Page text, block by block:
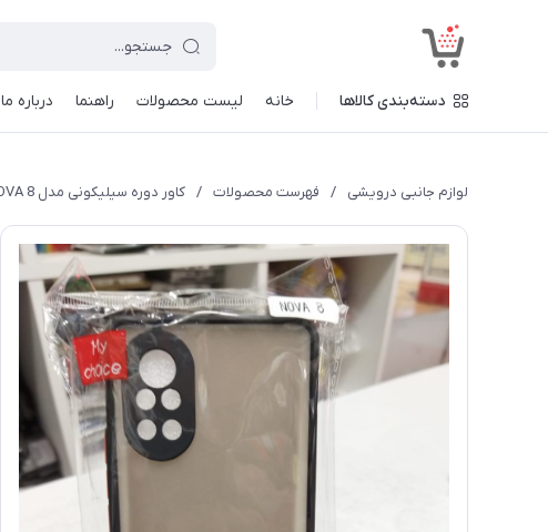
دسته‌بندی کالاها خانه لیست محصولات راهنما درباره ما
لوازم جانبی درویشی / فهرست محصولات / کاور دوره سیلیکونی مدل NOVA 8